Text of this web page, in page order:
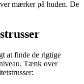
mærker på huden. De
at finde de rigtige
Tænk over